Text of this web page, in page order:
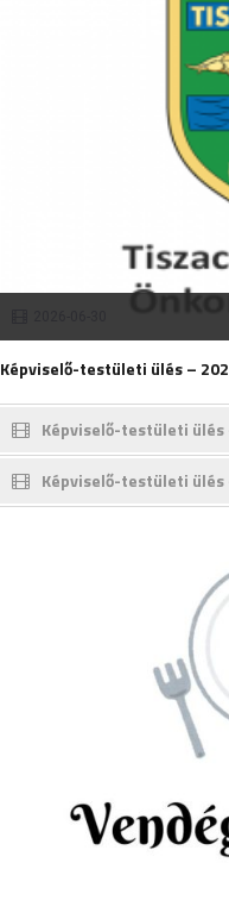
Képviselő-testületi ülés –
Képviselő-testületi ülés
Képviselő-testületi ülés